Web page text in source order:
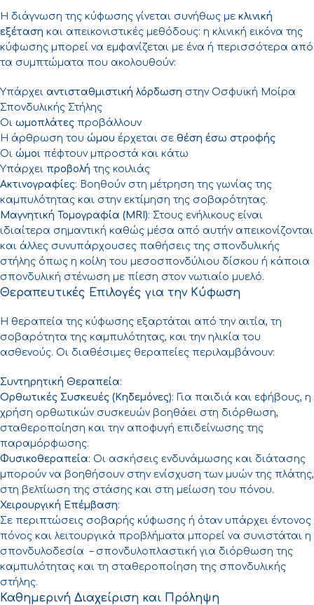
Η διάγνωση της κύφωσης γίνεται συνήθως με κλινική
εξέταση και απεικονιστικές μεθόδους: η κλινική εικόνα της
κύφωσης μπορεί να εμφανίζεται με ένα ή περισσότερα από
τα συμπτώματα που ακολουθούν:
Υπάρχει αντισταθμιστική λόρδωση στην Οσφυϊκή Μοίρα
Σπονδυλικής Στήλης
Οι ωμοπλάτες προβάλλουν
Η άρθρωση του ώμου έρχεται σε θέση έσω στροφής
Οι ώμοι πέφτουν μπροστά και κάτω
Υπάρχει προβολή της κοιλιάς
Ακτινογραφίες: Βοηθούν στη μέτρηση της γωνίας της
καμπυλότητας και στην εκτίμηση της σοβαρότητας.
Μαγνητική Τομογραφία (MRI): Στους ενήλικους είναι
ιδιαίτερα σημαντική καθώς μέσα από αυτήν απεικονίζονται
και άλλες συνυπάρχουσες παθήσεις της σπονδυλικής
στήλης όπως η κοίλη του μεσοσπονδύλιου δίσκου ή κάποια
σπονδυλική στένωση με πίεση στον νωτιαίο μυελό.
Θεραπευτικές Επιλογές για την Κύφωση
Η θεραπεία της κύφωσης εξαρτάται από την αιτία, τη
σοβαρότητα της καμπυλότητας, και την ηλικία του
ασθενούς. Οι διαθέσιμες θεραπείες περιλαμβάνουν:
Συντηρητική Θεραπεία:
Ορθωτικές Συσκευές (Κηδεμόνες): Για παιδιά και εφήβους, η
χρήση ορθωτικών συσκευών βοηθάει στη διόρθωση,
σταθεροποίηση και την αποφυγή επιδείνωσης της
παραμόρφωσης.
Φυσικοθεραπεία: Οι ασκήσεις ενδυνάμωσης και διάτασης
μπορούν να βοηθήσουν στην ενίσχυση των μυών της πλάτης,
στη βελτίωση της στάσης και στη μείωση του πόνου.
Χειρουργική Επέμβαση:
Σε περιπτώσεις σοβαρής κύφωσης ή όταν υπάρχει έντονος
πόνος και λειτουργικά προβλήματα μπορεί να συνιστάται η
σπονδυλοδεσία – σπονδυλοπλαστική για διόρθωση της
καμπυλότητας και τη σταθεροποίηση της σπονδυλικής
στήλης.
Καθημερινή Διαχείριση και Πρόληψη